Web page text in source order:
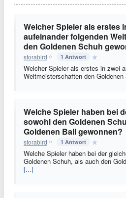
Welcher Spieler als erstes
aufeinander folgenden
den Goldenen Schuh
storabird 1 Antwort
Welcher Spieler als erstes in zwei
Weltmeisterschaften den Goldenen
Welche Spieler haben bei
sowohl den Goldenen
Goldenen Ball gewonnen?
storabird 1 Antwort
Welche Spieler haben bei der
Goldenen Schuh, als auch den
[...]